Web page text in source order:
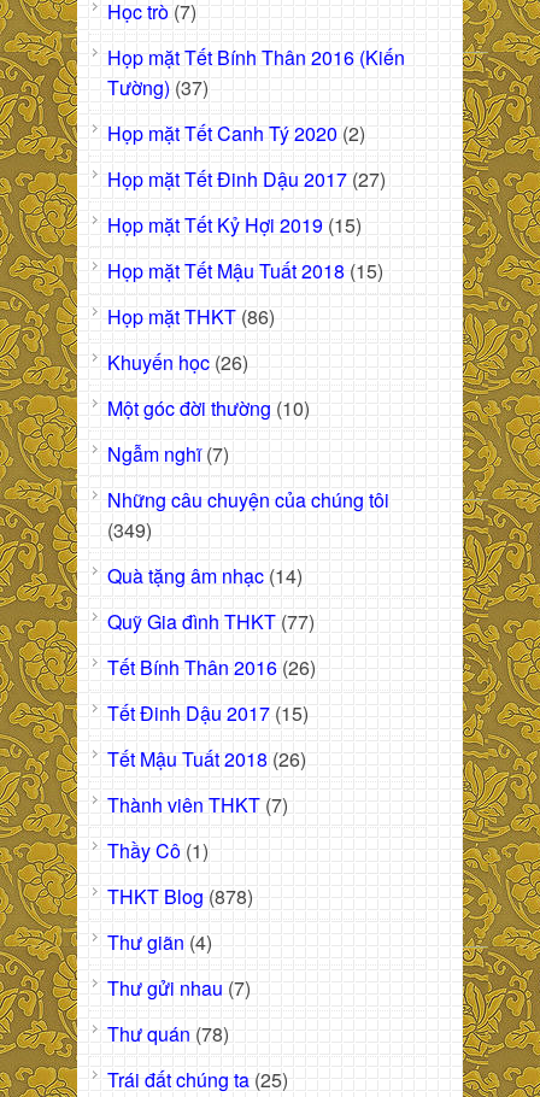
Học trò (7)
Họp mặt Tết Bính Thân 2016 (Kiến
Tường) (37)
Họp mặt Tết Canh Tý 2020 (2)
Họp mặt Tết Đinh Dậu 2017 (27)
Họp mặt Tết Kỷ Hợi 2019 (15)
Họp mặt Tết Mậu Tuất 2018 (15)
Họp mặt THKT (86)
Khuyến học (26)
Một góc đời thường (10)
Ngẫm nghĩ(7)
Những câu chuyện của chúng tôi
(349)
Quà tặng âm nhạc (14)
Quỹ Gia đình THKT (77)
Tết Bính Thân 2016 (26)
Tết Đinh Dậu 2017 (15)
Tết Mậu Tuất 2018 (26)
Thành viên THKT (7)
Thầy Cô (1)
THKT Blog (878)
Thư giãn (4)
Thư gửi nhau (7)
Thư quán (78)
Trái đất chúng ta (25)